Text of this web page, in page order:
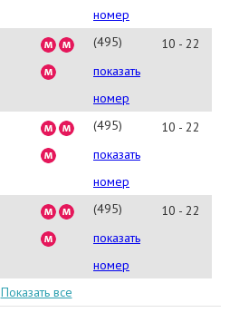
62-
58
номер
(495)730-
07-
49
показать
номер
10 - 22
(495)
980-
28-
85
показать
номер
10 - 22
(495)
987-
41-
показать
номер
10 - 22
Показать все